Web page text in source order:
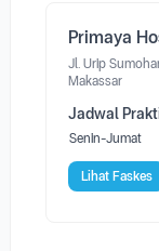
Primaya
Jl. Urip
Makassar
Jadwal
Senin-Jumat
Lihat Faskes